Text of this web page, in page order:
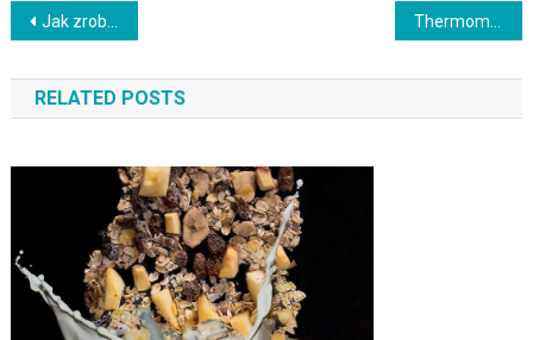
Nawigacja
wpisu
Jak zrobić doskonałe wino rocznikowe
RELATED POSTS